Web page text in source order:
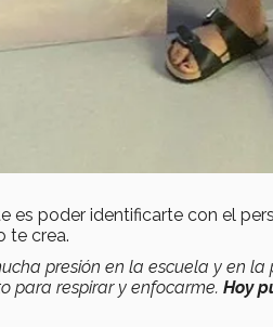
es poder identificarte con el
te crea.
presión en la escuela y en la
para respirar y enfocarme. Hoy